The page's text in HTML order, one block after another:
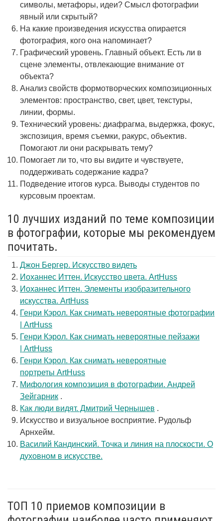
символы, метафоры, идеи? Смысл фотографии
явный или скрытый?
На какие произведения искусства опирается
фотография, кого она напоминает?
Графический уровень. Главный объект. Есть ли в
сцене элементы, отвлекающие внимание от
объекта?
Анализ свойств формотворческих композиционных
элементов: пространство, свет, цвет, текстуры,
линии, формы.
Технический уровень: диафрагма, выдержка, фокус,
экспозиция, время съемки, ракурс, объектив.
Помогают ли они раскрывать тему?
Помогает ли то, что вы видите и чувствуете,
поддерживать содержание кадра?
Подведение итогов курса. Выводы студентов по
курсовым проектам.
10 лучших изданий по теме композиции
в фотографии, которые мы рекомендуем
почитать.
Джон Бергер. Искусство видеть
Иоханнес Иттен. Искусство цвета. ArtHuss
Иоханнес Иттен. Элементы изобразительного
искусства. ArtHuss
Генри Кэрол. Как снимать невероятные фотографии
| ArtHuss
Генри Кэрол. Как снимать невероятные пейзажи
| ArtHuss
Генри Кэрол. Как снимать невероятные
портреты ArtHuss
Мифология композиция в фотографии. Андрей
Зейгарник .
Как люди видят. Дмитрий Чернышев .
Искусство и визуальное восприятие. Рудольф
Арнхейм.
Василий Кандинский. Точка и линия на плоскости. О
духовном в искусстве.
ТОП 10 приемов композиции в